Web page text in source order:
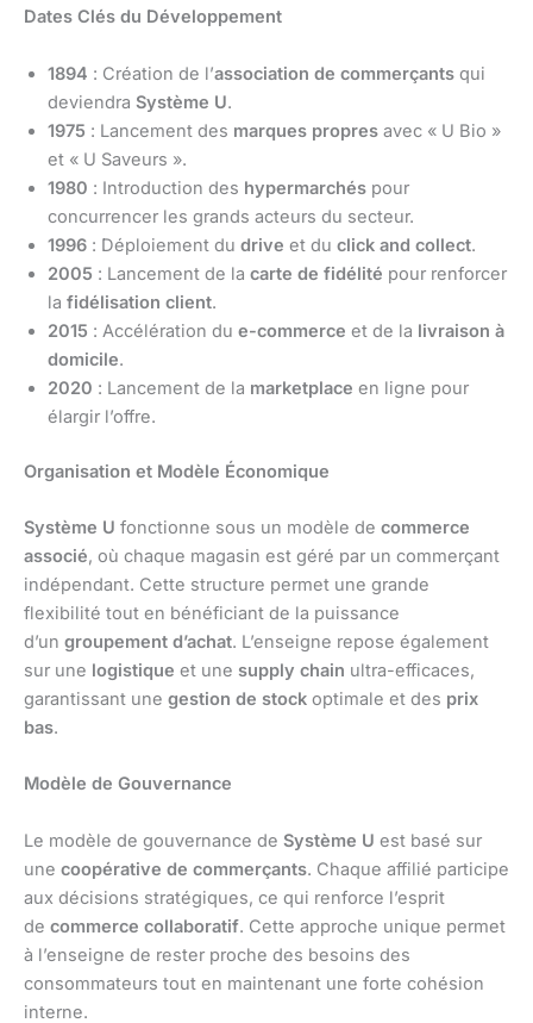
Dates Clés du Développement
1894 : Création de l’association de commerçants qui
deviendra Système U.
1975 : Lancement des marques propres avec « U Bio »
et « U Saveurs ».
1980 : Introduction des hypermarchés pour
concurrencer les grands acteurs du secteur.
1996 : Déploiement du drive et du click and collect.
2005 : Lancement de la carte de fidélité pour renforcer
la fidélisation client.
2015 : Accélération du e-commerce et de la livraison à
domicile.
2020 : Lancement de la marketplace en ligne pour
élargir l’offre.
Organisation et Modèle Économique
Système U fonctionne sous un modèle de commerce
associé, où chaque magasin est géré par un commerçant
indépendant. Cette structure permet une grande
flexibilité tout en bénéficiant de la puissance
d’un groupement d’achat. L’enseigne repose également
sur une logistique et une supply chain ultra-efficaces,
garantissant une gestion de stock optimale et des prix
bas.
Modèle de Gouvernance
Le modèle de gouvernance de Système U est basé sur
une coopérative de commerçants. Chaque affilié participe
aux décisions stratégiques, ce qui renforce l’esprit
de commerce collaboratif. Cette approche unique permet
à l’enseigne de rester proche des besoins des
consommateurs tout en maintenant une forte cohésion
interne.